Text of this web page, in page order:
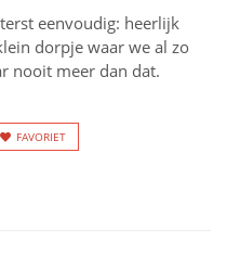
eenvoudig: heerlijk
dorpje waar we al zo
nooit meer dan dat.
FAVORIET